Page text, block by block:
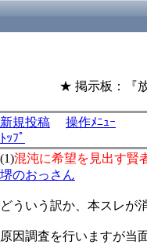
★ 掲示板：『
新規投稿
操作ﾒﾆｭｰ
ﾄｯﾌﾟ
(1)混沌に希望を見出す賢
堺のおっさん
どういう訳か、本スレが
原因調査を行いますが当